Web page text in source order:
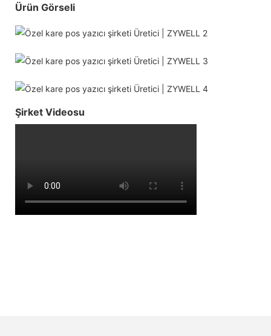
Ürün Görseli
Şirket Videosu